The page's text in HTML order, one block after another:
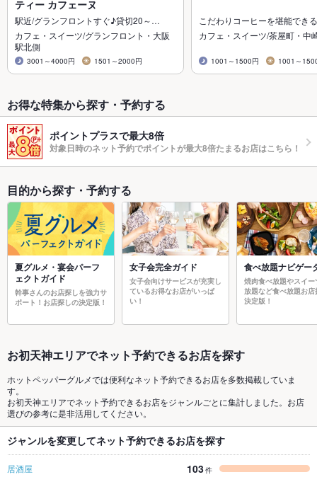
ティー カフェーヌ
駅近/グランフロントすぐ♪貸切20～…
カフェ・スイーツ/グランフロント・大阪
駅北側
3001～4000円 1501～2000円
こだわりコーヒーを堪能でき
カフェ・スイーツ/茶屋町・中
1001～1500円 1001～
お得な特集から探す・予約する
ポイントプラスで最大8倍
対象日時のネット予約でポイントが最大8倍たまるお店はこちら！
目的から探す・予約する
夏グルメ・宴会パーフ
ェクトガイド
幹事さんのお店探しを強力サ
ポート！お店探しの決定版！
女子会完全ガイド
女子会向けサービスが充実し
ているお得なお店がいっぱ
い！
食べ放題ナビゲー
焼肉食べ放題やスイー
放題など食べ放題お店
決定版！
お初天神エリアでネット予約できるお店を探す
ホットペッパーグルメでは便利なネット予約できるお店を多数掲載していま
す。
お初天神エリアでネット予約できるお店をジャンルごとに集計しました。お店
選びの参考に是非活用してください。
ジャンルを変更してネット予約できるお店を探す
居酒屋 103件